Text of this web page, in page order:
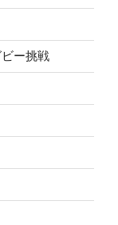
ー挑戦